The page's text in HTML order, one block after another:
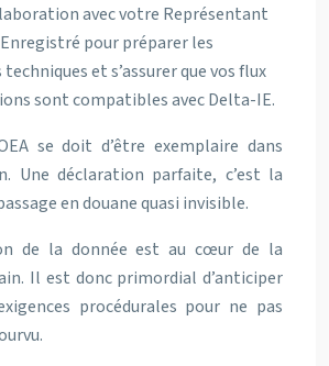
avec votre Représentant
pour préparer les
et s’assurer que vos flux
sont compatibles avec Delta-IE.
se doit d’être exemplaire dans
Une déclaration parfaite, c’est la
en douane quasi invisible.
de la donnée est au cœur de la
Il est donc primordial d’anticiper
procédurales pour ne pas